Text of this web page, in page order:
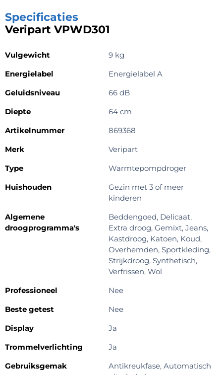
Specificaties
Veripart VPWD301
Vulgewicht
9 kg
Energielabel
Energielabel A
Geluidsniveau
66 dB
Diepte
64 cm
Artikelnummer
869368
Merk
Veripart
Type
Warmtepompdroger
Huishouden
Gezin met 3 of meer
kinderen
Algemene
droogprogramma's
Beddengoed, Delicaat,
Extra droog, Gemixt, Jeans,
Kastdroog, Katoen, Koud,
Overhemden, Sportkleding,
Strijkdroog, Synthetisch,
Verfrissen, Wol
Professioneel
Nee
Beste getest
Nee
Display
Ja
Trommelverlichting
Ja
Gebruiksgemak
Antikreukfase, Automatisch